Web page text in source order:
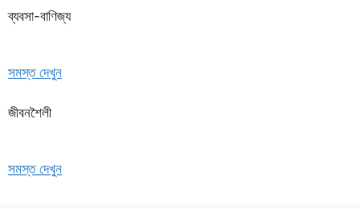
ব্যবসা-বাণিজ্য
সমস্ত দেখুন
জীবনশৈলী
সমস্ত দেখুন